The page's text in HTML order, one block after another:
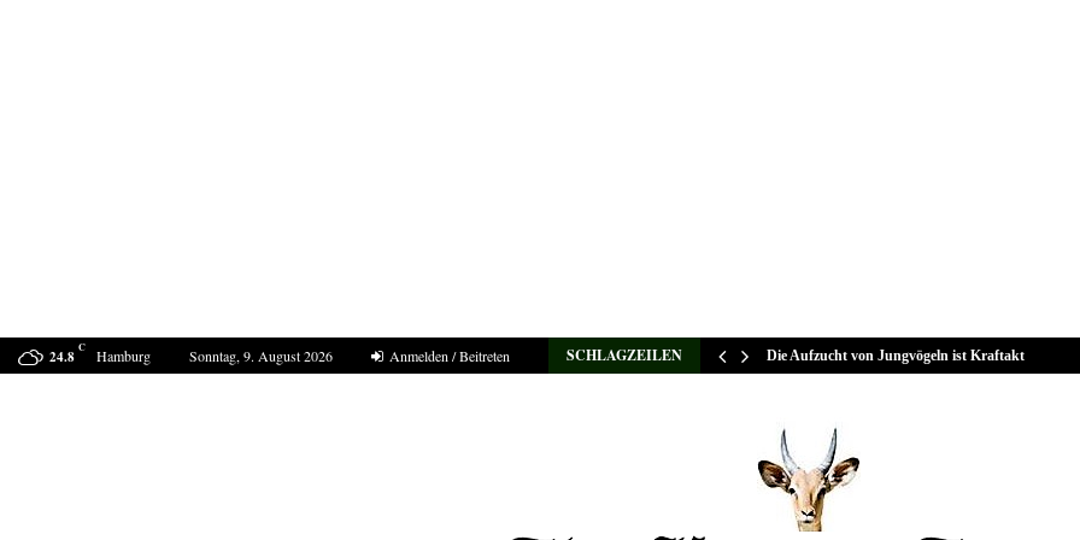
24.8 C Hamburg Sonntag, 9. August 2026 Anmelden / Beitreten SCHLAGZEILEN
Sucht Putin den Casus belli mit Deutschland? Die Aufzucht von Jungvögeln ist Kraftakt